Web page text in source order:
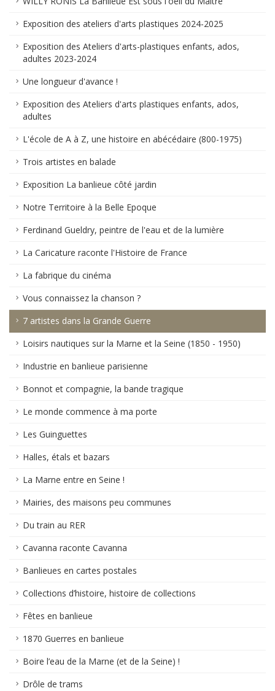
Exposition des ateliers d'arts plastiques 2024-2025
Exposition des Ateliers d'arts-plastiques enfants, ados,
adultes 2023-2024
Une longueur d'avance !
Exposition des Ateliers d'arts plastiques enfants, ados,
adultes
L'école de A à Z, une histoire en abécédaire (800-1975)
Trois artistes en balade
Exposition La banlieue côté jardin
Notre Territoire à la Belle Epoque
Ferdinand Gueldry, peintre de l'eau et de la lumière
La Caricature raconte l'Histoire de France
La fabrique du cinéma
Vous connaissez la chanson ?
7 artistes dans la Grande Guerre
Loisirs nautiques sur la Marne et la Seine (1850 - 1950)
Industrie en banlieue parisienne
Bonnot et compagnie, la bande tragique
Le monde commence à ma porte
Les Guinguettes
Halles, étals et bazars
La Marne entre en Seine !
Mairies, des maisons peu communes
Du train au RER
Cavanna raconte Cavanna
Banlieues en cartes postales
Collections d’histoire, histoire de collections
Fêtes en banlieue
1870 Guerres en banlieue
Boire l’eau de la Marne (et de la Seine) !
Drôle de trams